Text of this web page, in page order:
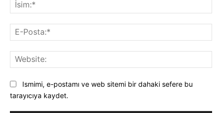
Ismimi, e-postamı ve web sitemi bir dahaki sefere bu
tarayıcıya kaydet.